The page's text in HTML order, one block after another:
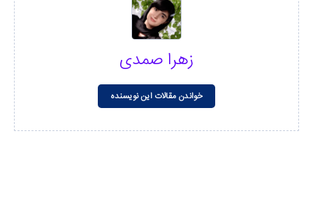
زهرا صمدی
خواندن مقالات این نویسنده